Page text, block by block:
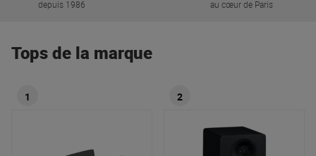
depuis 1986 au cœur de Paris
Tops de la marque
1 2